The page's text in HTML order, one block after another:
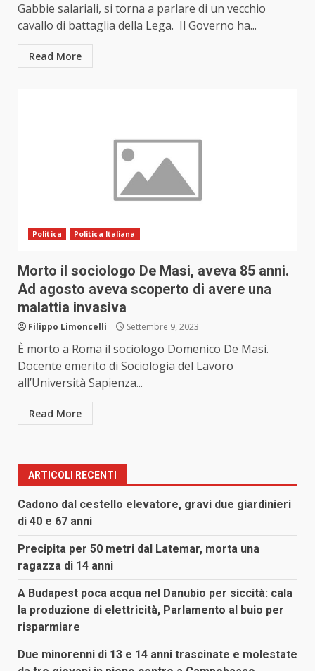
Gabbie salariali, si torna a parlare di un vecchio
cavallo di battaglia della Lega. Il Governo ha...
Read More
Politica Politica Italiana
Morto il sociologo De Masi, aveva 85 anni.
Ad agosto aveva scoperto di avere una
malattia invasiva
Filippo Limoncelli Settembre 9, 2023
È morto a Roma il sociologo Domenico De Masi.
Docente emerito di Sociologia del Lavoro
all’Università Sapienza...
Read More
ARTICOLI RECENTI
Cadono dal cestello elevatore, gravi due giardinieri
di 40 e 67 anni
Precipita per 50 metri dal Latemar, morta una
ragazza di 14 anni
A Budapest poca acqua nel Danubio per siccità: cala
la produzione di elettricità, Parlamento al buio per
risparmiare
Due minorenni di 13 e 14 anni trascinate e molestate